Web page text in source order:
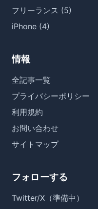
フリーランス (5)
iPhone (4)
情報
全記事一覧
プライバシーポリシー
利用規約
お問い合わせ
サイトマップ
フォローする
Twitter/X（準備中）